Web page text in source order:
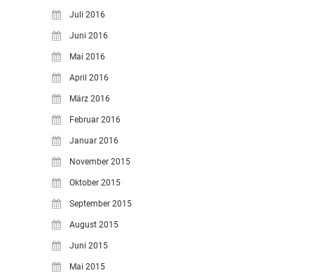
Juli 2016
Juni 2016
Mai 2016
April 2016
März 2016
Februar 2016
Januar 2016
November 2015
Oktober 2015
September 2015
August 2015
Juni 2015
Mai 2015